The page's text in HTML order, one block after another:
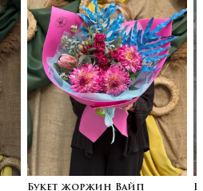
Букет жоржин Вайп